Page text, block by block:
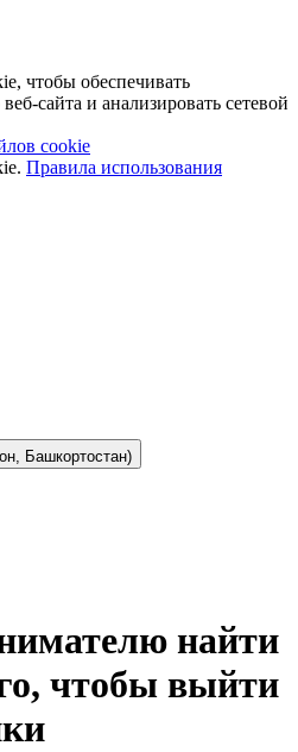
чтобы обеспечивать
сайта и анализировать сетевой
cookie
Правила использования
Башкортостан)
найти
чтобы выйти